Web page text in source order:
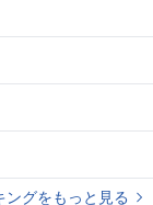
グをもっと見る